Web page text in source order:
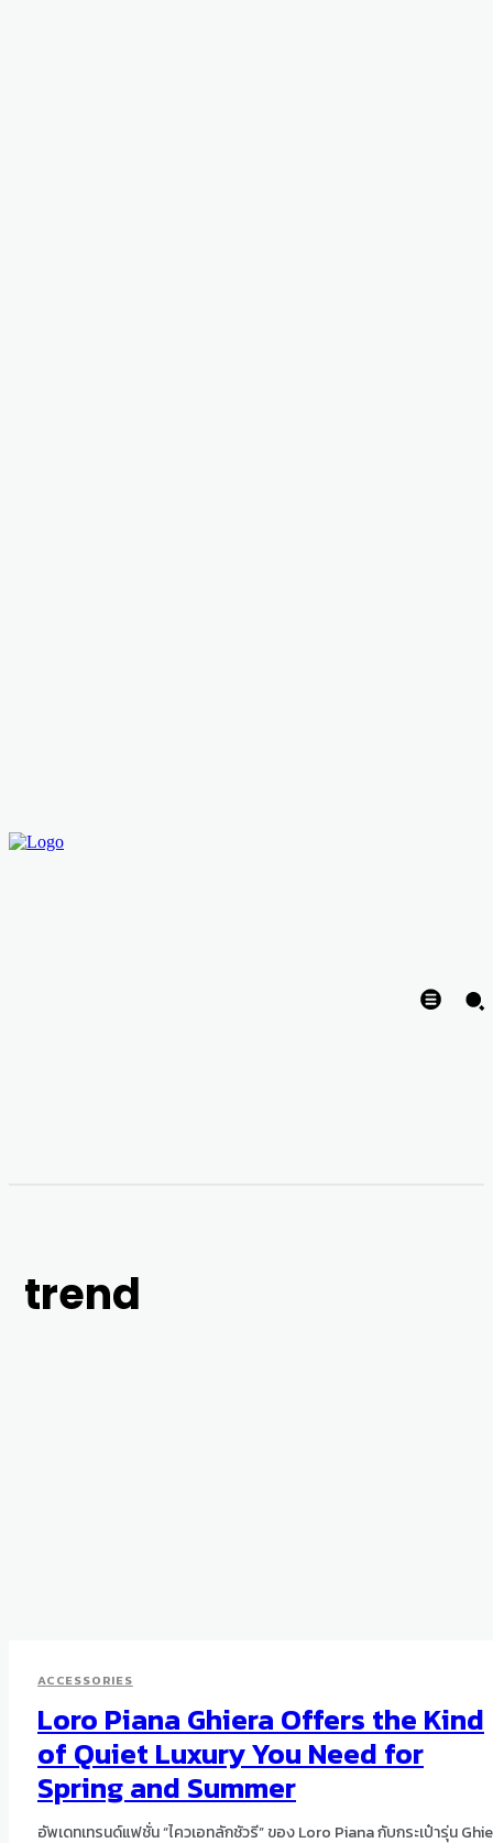
trend
ACCESSORIES
Loro Piana Ghiera Offers the Kind
of Quiet Luxury You Need for
Spring and Summer
อัพเดทเทรนด์แฟชั่น “ไควเอทลักชัวรี” ของ Loro Piana กับกระเป๋ารุ่น